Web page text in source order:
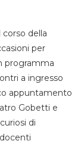
della
per
programma
a ingresso
appuntamento
Gobetti e
di